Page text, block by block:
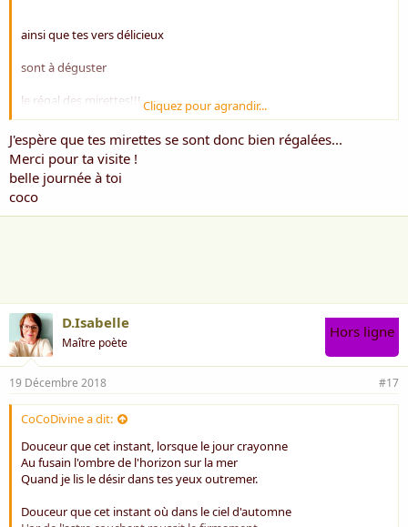
ainsi que tes vers délicieux
sont à déguster
le régal des mirettes!!!
amitiiés
RP
Cliquez pour agrandir...
J'espère que tes mirettes se sont donc bien régalées...
Merci pour ta visite !
belle journée à toi
coco
D.Isabelle
Maître poète
Hors ligne
19 Décembre 2018 #17
CoCoDivine a dit:
Douceur que cet instant, lorsque le jour crayonne
Au fusain l'ombre de l'horizon sur la mer
Quand je lis le désir dans tes yeux outremer.
Douceur que cet instant où dans le ciel d'automne